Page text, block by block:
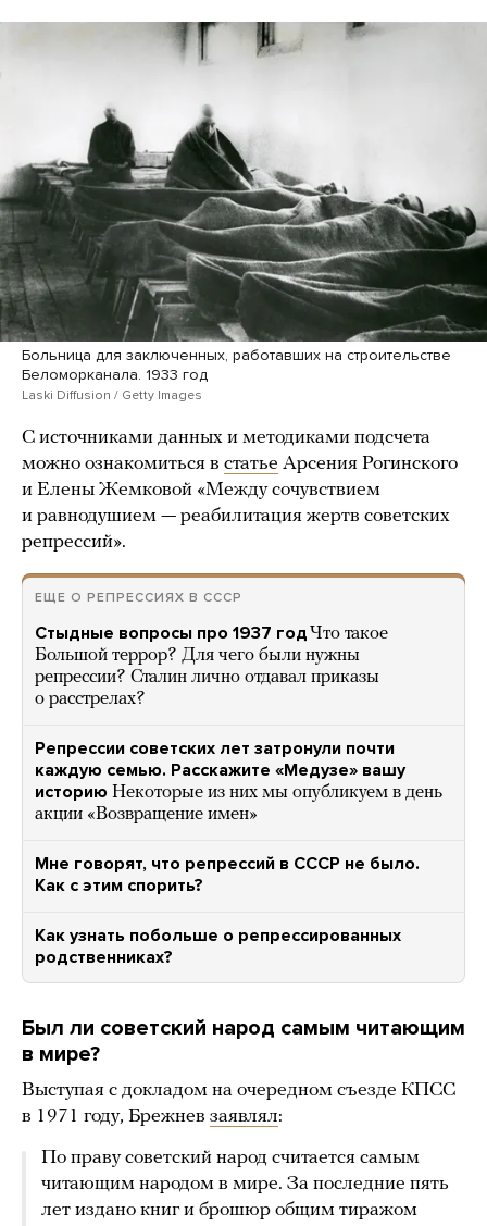
Больница для заключенных, работавших на строительстве
Беломорканала. 1933 год
Laski Diffusion / Getty Images
С источниками данных и методиками подсчета
можно ознакомиться в статье Арсения Рогинского
и Елены Жемковой «Между сочувствием
и равнодушием — реабилитация жертв советских
репрессий».
ЕЩЕ О РЕПРЕССИЯХ В СССР
Стыдные вопросы про 1937 год Что такое
Большой террор? Для чего были нужны
репрессии? Сталин лично отдавал приказы
о расстрелах?
Репрессии советских лет затронули почти
каждую семью. Расскажите «Медузе» вашу
историю Некоторые из них мы опубликуем в день
акции «Возвращение имен»
Мне говорят, что репрессий в СССР не было.
Как с этим спорить?
Как узнать побольше о репрессированных
родственниках?
Был ли советский народ самым читающим
в мире?
Выступая с докладом на очередном съезде КПСС
в 1971 году, Брежнев заявлял:
По праву советский народ считается самым
читающим народом в мире. За последние пять
лет издано книг и брошюр общим тиражом